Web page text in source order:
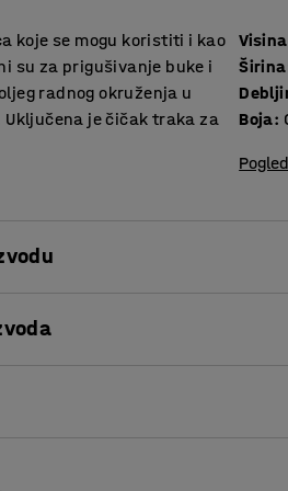
koje se mogu koristiti i kao
su za prigušivanje buke i
radnog okruženja u
je čičak traka za
Visina
Širina
Boja:
u uredima, recepcijama i
su, lagani, vodootporni i